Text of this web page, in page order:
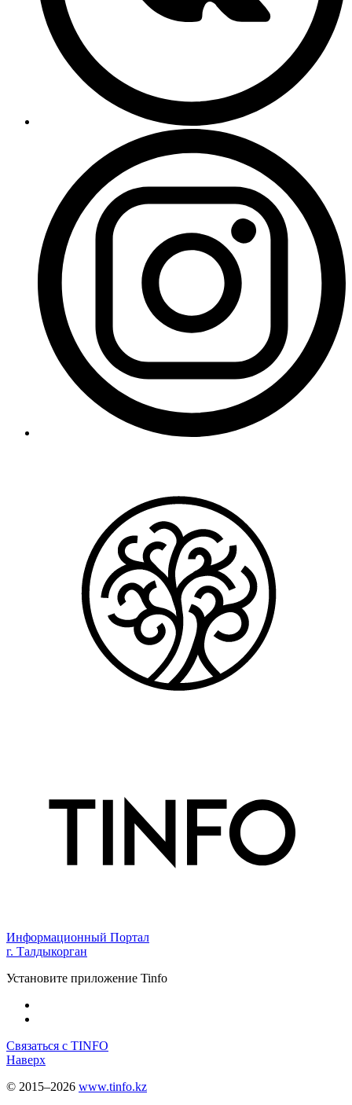
Информационный Портал
г. Талдыкорган
Установите приложение Tinfo
Связаться с TINFO
Наверх
© 2015–2026 www.tinfo.kz